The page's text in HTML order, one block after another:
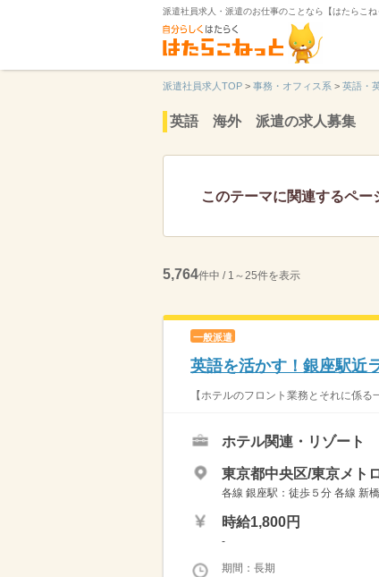
派遣社員求人・派遣のお仕事のことなら【はたらこね
派遣社員求人TOP > 事務・オフィス系 > 英語・
英語 海外 派遣の求人募集
このテーマに関連するペー
5,764件中 / 1～25件を表示
一般派遣
英語を活かす！銀座駅近
【ホテルのフロント業務とそれに係
ホテル関連・リゾート
東京都中央区/東京メト
各線 銀座駅：徒歩５分 各線 新
時給1,800円
-
期間：長期